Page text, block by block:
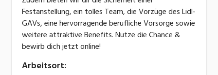
Festanstellung, ein tolles Team, die Vorzüge des Lidl-
GAVs, eine hervorragende berufliche Vorsorge sowie
weitere attraktive Benefits. Nutze die Chance &
bewirb dich jetzt online!
Arbeitsort: